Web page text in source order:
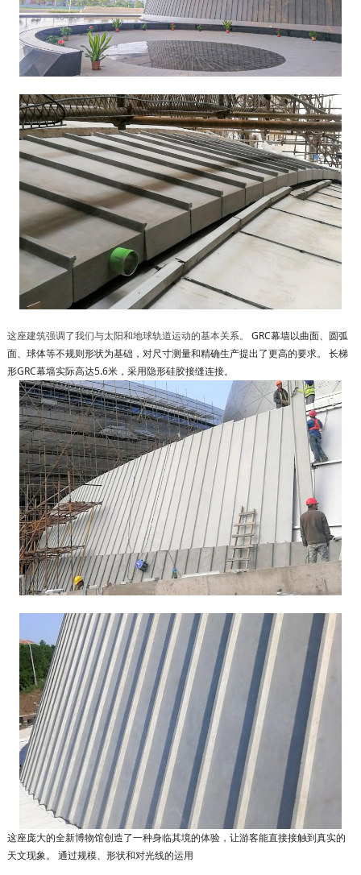
这座建筑强调了我们与太阳和地球轨道运动的基本关系。 GRC幕墙以曲面、圆弧
面、球体等不规则形状为基础，对尺寸测量和精确生产提出了更高的要求。 长梯
形GRC幕墙实际高达5.6米，采用隐形硅胶接缝连接。
这座庞大的全新博物馆创造了一种身临其境的体验，让游客能直接接触到真实的
天文现象。
通过规模、形状和对光线的运用